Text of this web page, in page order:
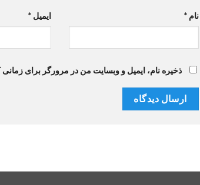
نام* ایمیل *
ذخیره نام، ایمیل و وبسایت من در مرورگر برای